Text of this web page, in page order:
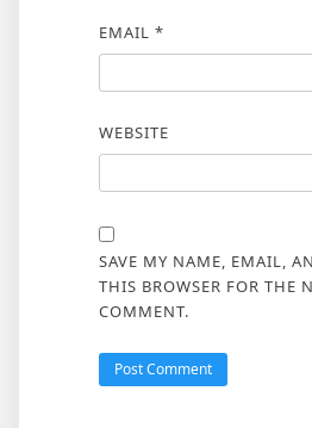
EMAIL *
WEBSITE
SAVE MY NAME, EMAIL,
THIS BROWSER FOR THE
COMMENT.